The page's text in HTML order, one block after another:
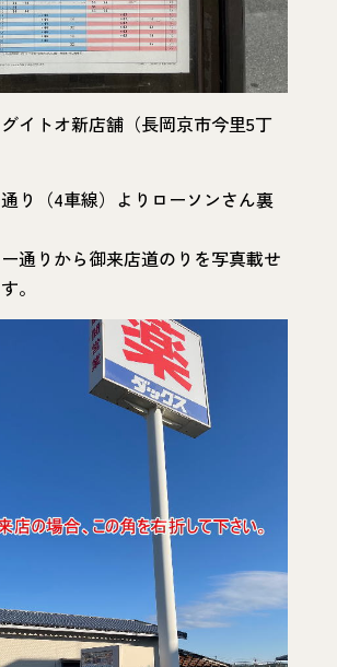
イトオ新店舗（長岡京市今里5丁
り（4車線）よりローソンさん裏
通りから御来店道のりを写真載せ
。